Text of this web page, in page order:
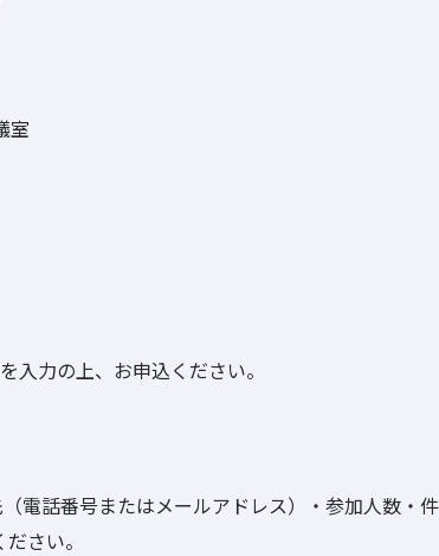
室
入力の上、お申込ください。
電話番号またはメールアドレス）・参加人数・
さい。